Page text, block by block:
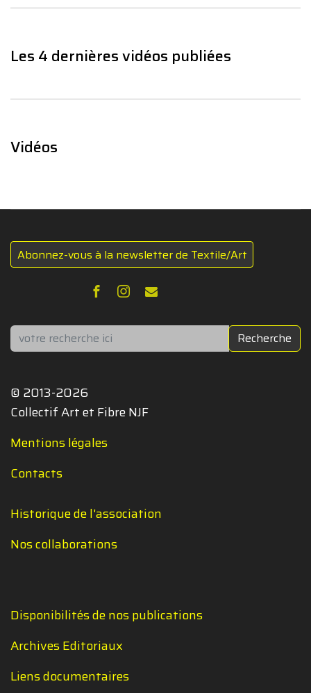
Les 4 dernières vidéos publiées
Vidéos
Abonnez-vous à la newsletter de Textile/Art
Rechercher Recherche
© 2013-2026
Collectif Art et Fibre NJF
Mentions légales
Contacts
Historique de l'association
Nos collaborations
Disponibilités de nos publications
Archives Editoriaux
Liens documentaires